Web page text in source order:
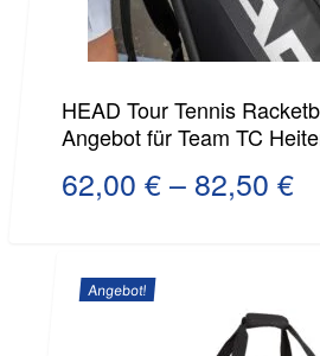
HEAD Tour Tennis
Angebot für Team TC
62,00 €– 82,50 €
Angebot!